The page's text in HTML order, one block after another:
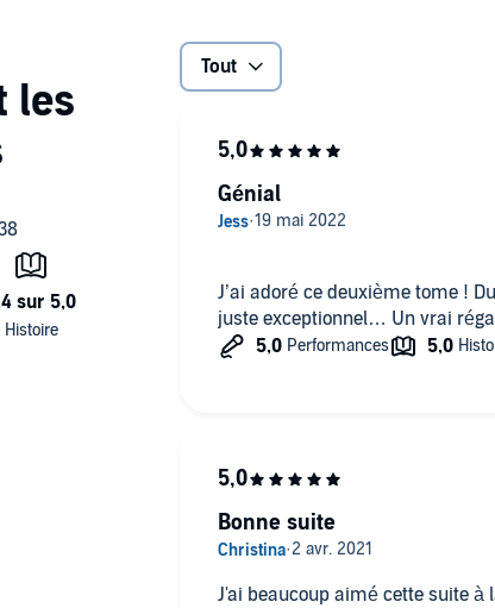
Tout
J’ai adoré ce deuxième tome !
juste exceptionnel… Un vrai
Génial
J'ai beaucoup aimé cette suite à la la saga familiale des Morvan
Bonne suite